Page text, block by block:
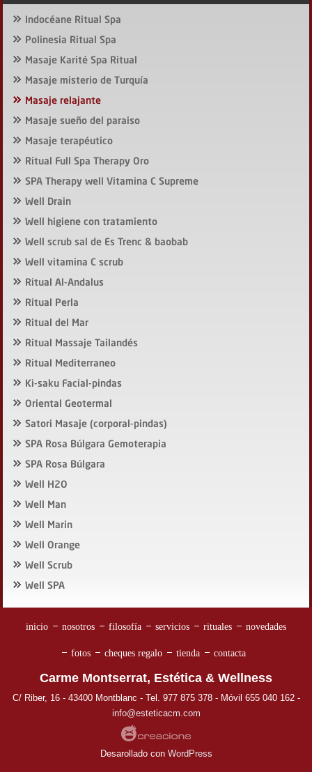
Indocéane Ritual Spa
Polinesia Ritual Spa
Masaje Karité Spa Ritual
Masaje misterio de Turquía
Masaje relajante
Masaje sueño del paraiso
Masaje terapéutico
Ritual Full Spa Therapy Oro
SPA Therapy well Vitamina C Supreme
Well Drain
Well higiene con tratamiento
Well scrub sal de Es Trenc & baobab
Well vitamina C scrub
Ritual Al-Andalus
Ritual Perla
Ritual del Mar
Ritual Massaje Tailandés
Ritual Mediterraneo
Ki-saku Facial-pindas
Oriental Geotermal
Satori Masaje (corporal-pindas)
SPA Rosa Búlgara Gemoterapia
SPA Rosa Búlgara
Well H2O
Well Man
Well Marin
Well Orange
Well Scrub
Well SPA
inicio nosotros filosofía servicios rituales novedades
fotos cheques regalo tienda contacta
Carme Montserrat, Estética & Wellness
C/ Riber, 16 - 43400 Montblanc - Tel. 977 875 378 - Móvil 655 040 162 -
info@esteticacm.com
Desarollado con WordPress